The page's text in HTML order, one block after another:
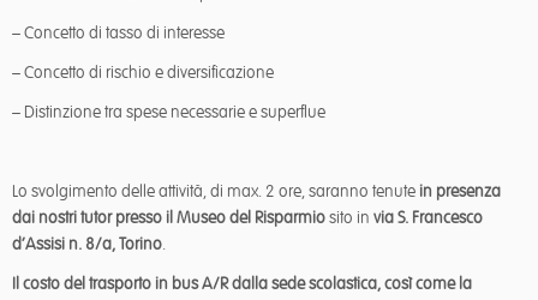
– Concetto di tasso di interesse
– Concetto di rischio e diversificazione
– Distinzione tra spese necessarie e superflue
Lo svolgimento delle attività, di max. 2 ore, saranno tenute in presenza
dai nostri tutor presso il Museo del Risparmiosito in via S. Francesco
d’Assisi n. 8/a, Torino.
Il costo del trasporto in bus A/R dalla sede scolastica, così come la